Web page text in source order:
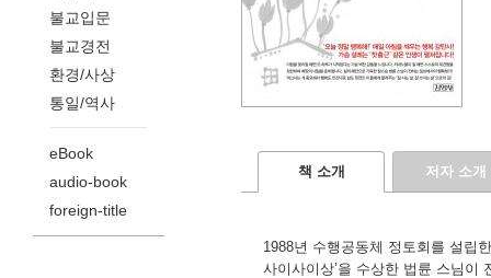
책 소개 저자 소개
1988년 수행공동체 정토회를 설립
사이사이상’을 수상한 법륜 스님이
불교입문
불교경전
환경/사상
통일/역사
eBook
audio-book
foreign-title